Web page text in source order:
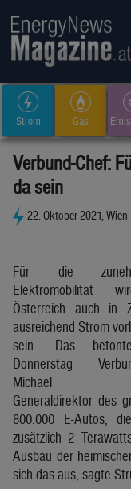
Strom Gas
Verbund-Chef:
da sein
22. Oktober 2021, Wien
Für die
Elektromobilität
Österreich auch in
ausreichend Strom
sein. Das
Donnerstag
Michael
Generaldirektor des
800.000 E-Autos,
zusätzlich 2
Ausbau der
sich das aus, sagte